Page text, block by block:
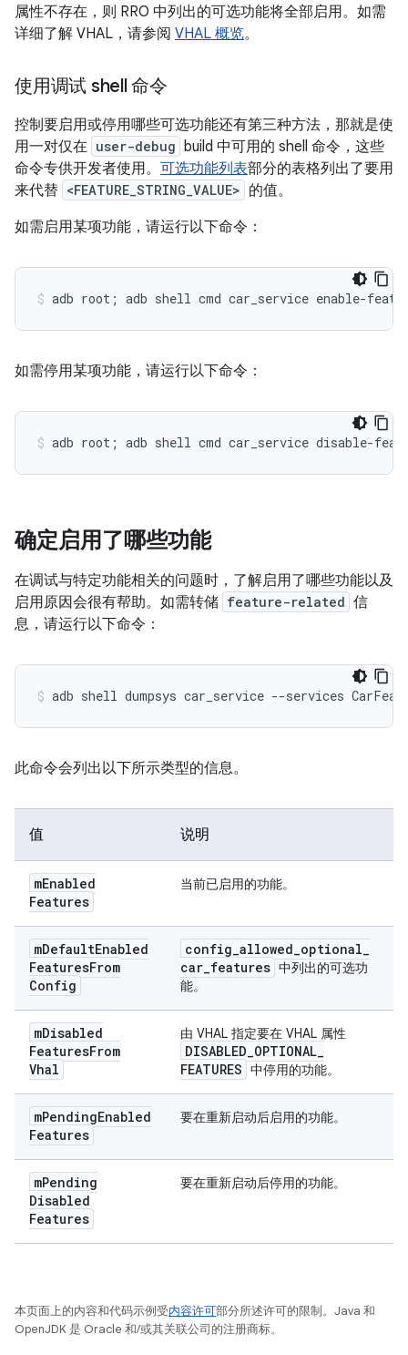
属性不存在，则 RRO 中列出的可选功能将全部启用。如需
详细了解 VHAL，请参阅 VHAL 概览。
使用调试 shell 命令
控制要启用或停用哪些可选功能还有第三种方法，那就是使
用一对仅在 user-debug build 中可用的 shell 命令，这些
命令专供开发者使用。 可选功能列表部分的表格列出了要用
来代替 <FEATURE_STRING_VALUE> 的值。
如需启用某项功能，请运行以下命令：
如需停用某项功能，请运行以下命令：
确定启用了哪些功能
在调试与特定功能相关的问题时，了解启用了哪些功能以及
启用原因会很有帮助。如需转储 feature-related 信
息，请运行以下命令：
此命令会列出以下所示类型的信息。
值 说明
mEnabled
Features
当前已启用的功能。
mDefaultEnabled
FeaturesFrom
Config
config_allowed_optional_
car_features 中列出的可选功
能。
mDisabled
FeaturesFrom
Vhal
由 VHAL 指定要在 VHAL 属性
DISABLED_OPTIONAL_
FEATURES 中停用的功能。
mPendingEnabled
Features
要在重新启动后启用的功能。
mPending
Disabled
Features
要在重新启动后停用的功能。
本页面上的内容和代码示例受内容许可部分所述许可的限制。Java 和
OpenJDK 是 Oracle 和/或其关联公司的注册商标。